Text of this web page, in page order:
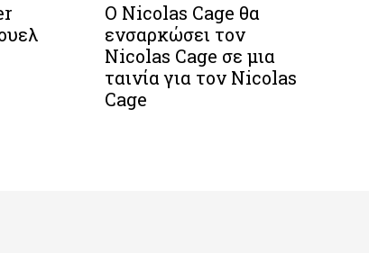
Ο Nicolas Cage θα
ενσαρκώσει τον
Nicolas Cage σε μια
ταινία για τον Nicolas
Cage